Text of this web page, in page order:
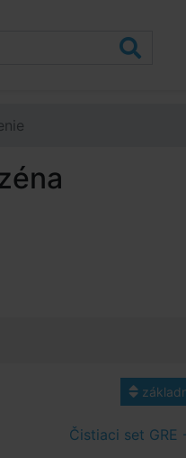
Čistiaci set GRE